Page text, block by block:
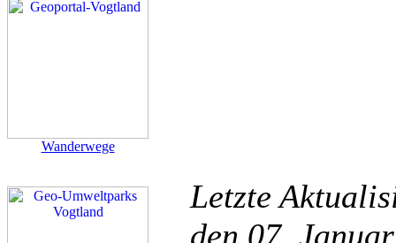
Wanderwege
Letzte
den 07.